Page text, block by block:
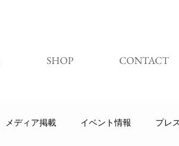
SHOP CONTACT
メディア掲載 イベント情報 プレ